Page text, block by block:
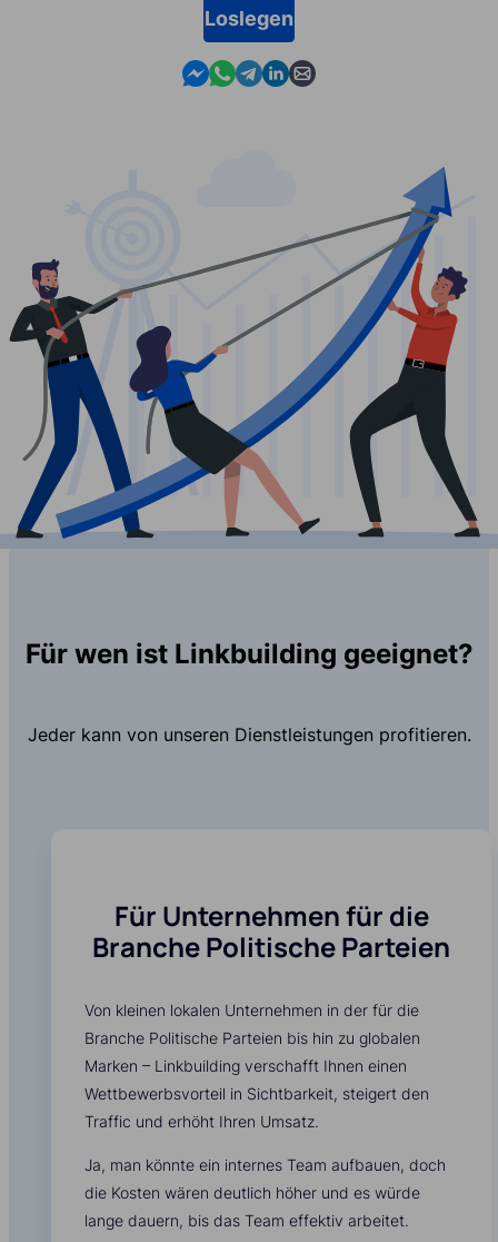
Loslegen
Contact us in Messenger
Contact us in WhatsApp
Contact us in Telegram
Contact us in Linkedin
Contact us by email
Für wen ist Linkbuilding geeignet?
Jeder kann von unseren Dienstleistungen profitieren.
Für Unternehmen für die
Branche Politische Parteien
Von kleinen lokalen Unternehmen in der für die
Branche Politische Parteien bis hin zu globalen
Marken – Linkbuilding verschafft Ihnen einen
Wettbewerbsvorteil in Sichtbarkeit, steigert den
Traffic und erhöht Ihren Umsatz.
Ja, man könnte ein internes Team aufbauen, doch
die Kosten wären deutlich höher und es würde
lange dauern, bis das Team effektiv arbeitet.